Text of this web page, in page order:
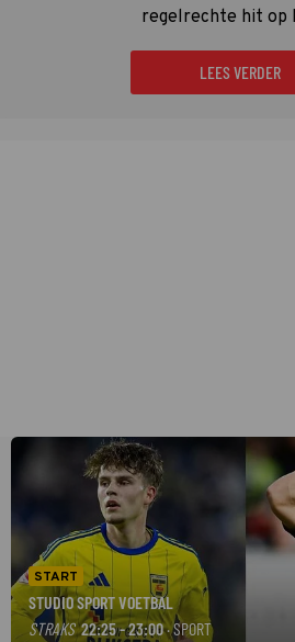
regelrechte hit op
LEES VERDER
START
STUDIO SPORT VOETBAL
STRAKS 22:25 - 23:00· SPORT